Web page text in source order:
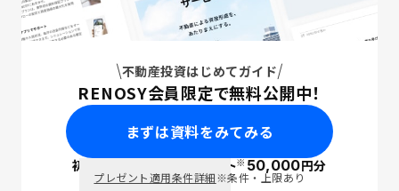
不動産投資はじめてガイド
RENOSY会員限定で無料公開中！
まずは資料をみてみる
初回面談で ポイント※50,000円分
プレゼント適用条件詳細※条件・上限あり